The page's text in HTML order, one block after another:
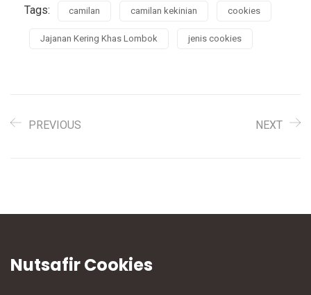
Tags: camilan camilan kekinian cookies
Jajanan Kering Khas Lombok jenis cookies
PREVIOUS NEXT
Nutsafir Cookies